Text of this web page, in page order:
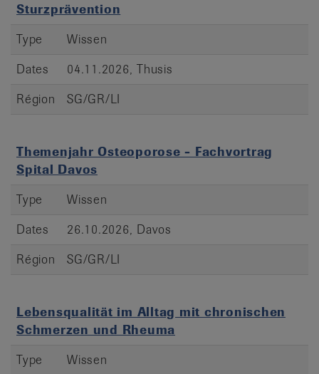
Sturzprävention
Type
Wissen
Dates
04.11.2026, Thusis
Région
SG/GR/LI
Themenjahr Osteoporose - Fachvortrag
Spital Davos
Type
Wissen
Dates
26.10.2026, Davos
Région
SG/GR/LI
Lebensqualität im Alltag mit chronischen
Schmerzen und Rheuma
Type
Wissen